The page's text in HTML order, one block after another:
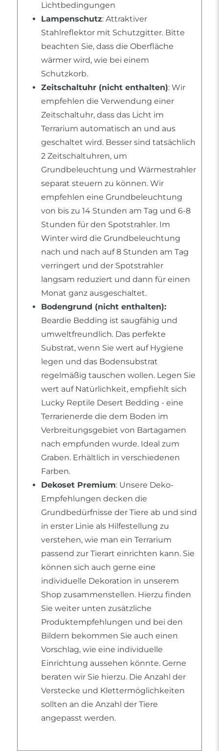
Lichtbedingungen
Lampenschutz: Attraktiver
Stahlreflektor mit Schutzgitter. Bitte
beachten Sie, dass die Oberfläche
wärmer wird, wie bei einem
Schutzkorb.
Zeitschaltuhr (nicht enthalten): Wir
empfehlen die Verwendung einer
Zeitschaltuhr, dass das Licht im
Terrarium automatisch an und aus
geschaltet wird. Besser sind tatsächlich
2 Zeitschaltuhren, um
Grundbeleuchtung und Wärmestrahler
separat steuern zu können. Wir
empfehlen eine Grundbeleuchtung
von bis zu 14 Stunden am Tag und 6-8
Stunden für den Spotstrahler. Im
Winter wird die Grundbeleuchtung
nach und nach auf 8 Stunden am Tag
verringert und der Spotstrahler
langsam reduziert und dann für einen
Monat ganz ausgeschaltet.
Bodengrund (nicht enthalten):
Beardie Bedding ist saugfähig und
umweltfreundlich. Das perfekte
Substrat, wenn Sie wert auf Hygiene
legen und das Bodensubstrat
regelmäßig tauschen wollen. Legen Sie
wert auf Natürlichkeit, empfiehlt sich
Lucky Reptile Desert Bedding - eine
Terrarienerde die dem Boden im
Verbreitungsgebiet von Bartagamen
nach empfunden wurde. Ideal zum
Graben. Erhältlich in verschiedenen
Farben.
Dekoset Premium: Unsere Deko-
Empfehlungen decken die
Grundbedürfnisse der Tiere ab und sind
in erster Linie als Hilfestellung zu
verstehen, wie man ein Terrarium
passend zur Tierart einrichten kann. Sie
können sich auch gerne eine
individuelle Dekoration in unserem
Shop zusammenstellen. Hierzu finden
Sie weiter unten zusätzliche
Produktempfehlungen und bei den
Bildern bekommen Sie auch einen
Vorschlag, wie eine individuelle
Einrichtung aussehen könnte. Gerne
beraten wir Sie hierzu. Die Anzahl der
Verstecke und Klettermöglichkeiten
sollten an die Anzahl der Tiere
angepasst werden.